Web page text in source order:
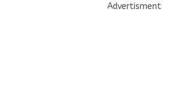
Advertisment